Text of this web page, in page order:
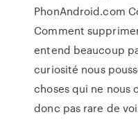
PhonAndroid.com
Comment
entend beaucoup
curiosité nous
choses qui ne nous
donc pas rare de